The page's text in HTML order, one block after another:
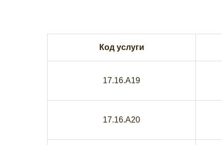
Код услуги
17.16.A19
17.16.A20